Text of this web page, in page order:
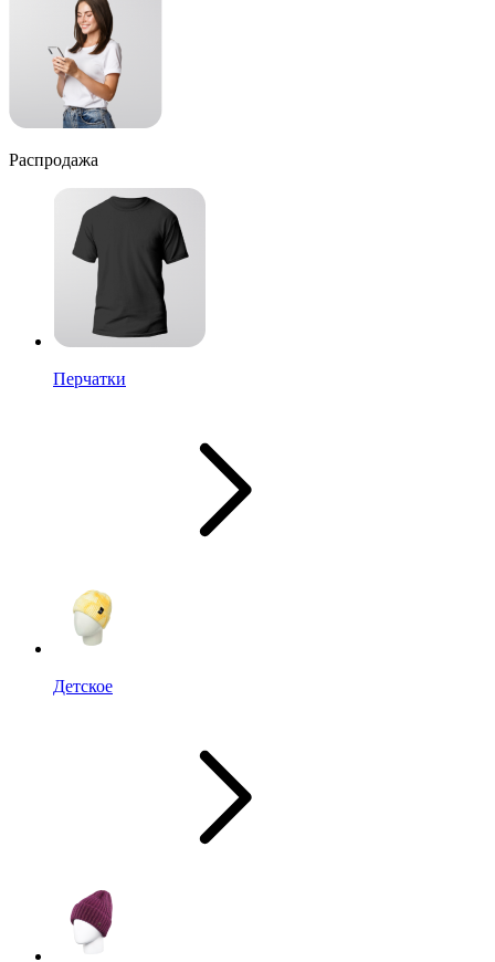
Распродажа
Перчатки
Детское